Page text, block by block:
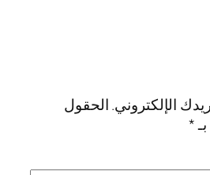
الإلكتروني.الحقول
*